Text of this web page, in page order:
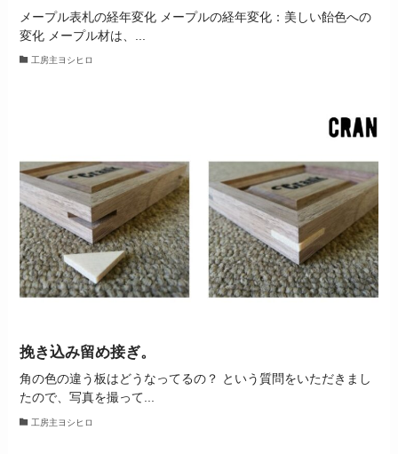
メープル表札の経年変化 メープルの経年変化：美しい飴色への
変化 メープル材は、...
工房主ヨシヒロ
挽き込み留め接ぎ。
角の色の違う板はどうなってるの？ という質問をいただきまし
たので、写真を撮って...
工房主ヨシヒロ